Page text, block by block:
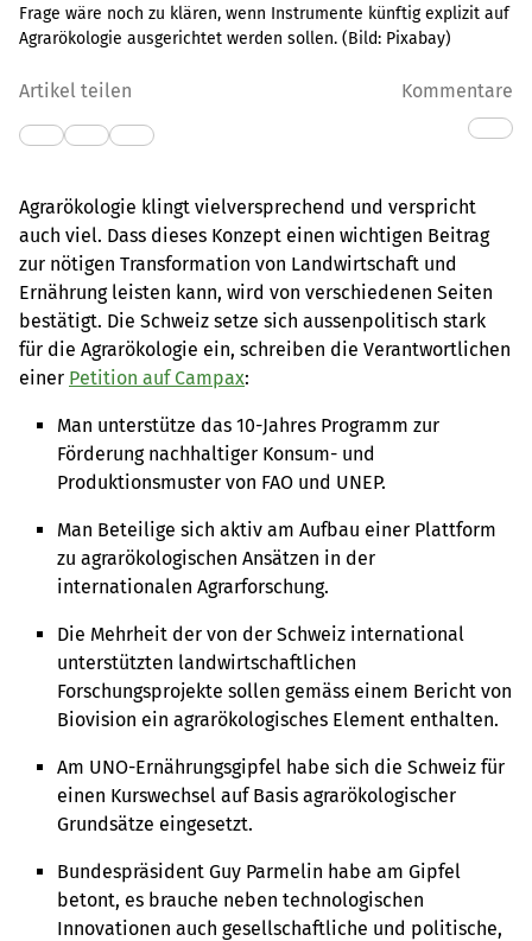
Frage wäre noch zu klären, wenn Instrumente künftig explizit auf
Agrarökologie ausgerichtet werden sollen. (Bild: Pixabay)
Artikel teilen Kommentare
Agrarökologie klingt vielversprechend und verspricht
auch viel. Dass dieses Konzept einen wichtigen Beitrag
zur nötigen Transformation von Landwirtschaft und
Ernährung leisten kann, wird von verschiedenen Seiten
bestätigt. Die Schweiz setze sich aussenpolitisch stark
für die Agrarökologie ein, schreiben die Verantwortlichen
einer Petition auf Campax:
Man unterstütze das 10-Jahres Programm zur
Förderung nachhaltiger Konsum- und
Produktionsmuster von FAO und UNEP.
Man Beteilige sich aktiv am Aufbau einer Plattform
zu agrarökologischen Ansätzen in der
internationalen Agrarforschung.
Die Mehrheit der von der Schweiz international
unterstützten landwirtschaftlichen
Forschungsprojekte sollen gemäss einem Bericht von
Biovision ein agrarökologisches Element enthalten.
Am UNO-Ernährungsgipfel habe sich die Schweiz für
einen Kurswechsel auf Basis agrarökologischer
Grundsätze eingesetzt.
Bundespräsident Guy Parmelin habe am Gipfel
betont, es brauche neben technologischen
Innovationen auch gesellschaftliche und politische,